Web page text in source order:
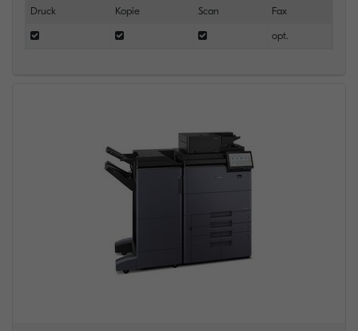
Druck Kopie Scan Fax
opt.